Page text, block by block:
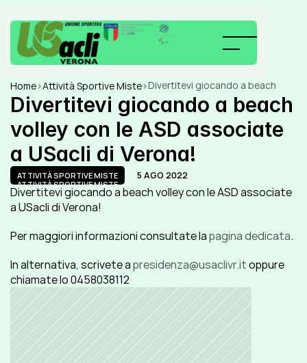
Home>Attività Sportive Miste>Divertitevi giocando a beach
volley con le ASD associate a
USacli di Verona!
Divertitevi giocando a beach
volley con le ASD associate
a USacli di Verona!
ATTIVITÀ SPORTIVE MISTE
ATTIVITÀ SPORTIVE MISTE
5 AGO 2022
Divertitevi giocando a beach volley con le ASD associate
a USacli di Verona!
Per maggiori informazioni consultate la pagina dedicata.
In alternativa, scrivete a presidenza@usaclivr.it oppure
chiamate lo 0458038112